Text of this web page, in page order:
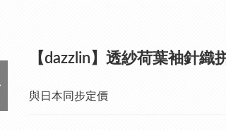
【dazzlin】透紗荷葉袖針織
與日本同步定價